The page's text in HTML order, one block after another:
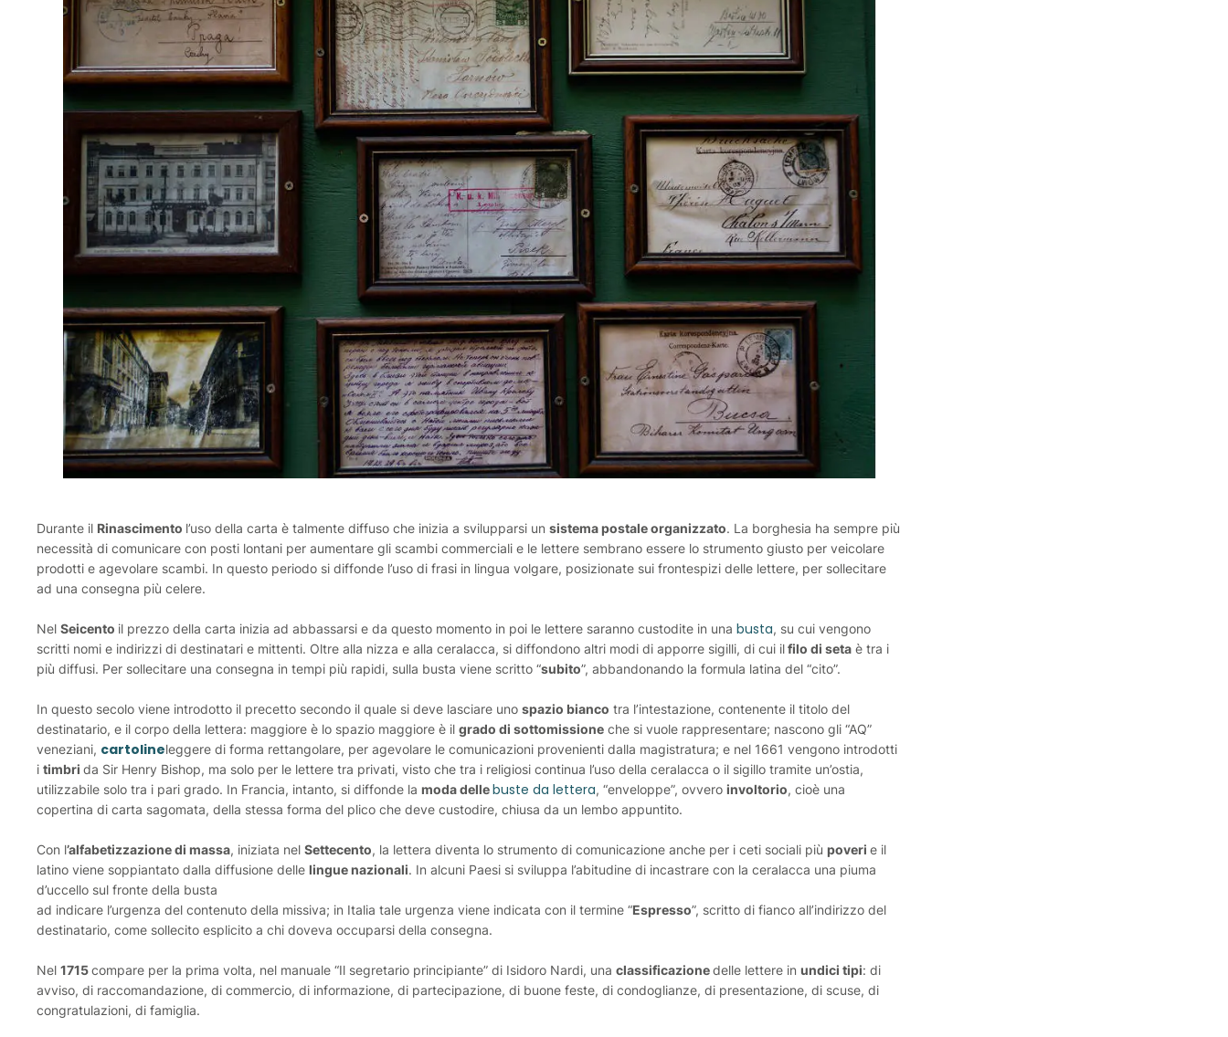
Durante il Rinascimento l’uso della carta è talmente diffuso che inizia a svilupparsi un sistema postale organizzato. La borghesia ha sempre più
necessità di comunicare con posti lontani per aumentare gli scambi commerciali e le lettere sembrano essere lo strumento giusto per veicolare
prodotti e agevolare scambi. In questo periodo si diffonde l’uso di frasi in lingua volgare, posizionate sui frontespizi delle lettere, per sollecitare
ad una consegna più celere.
Nel Seicento il prezzo della carta inizia ad abbassarsi e da questo momento in poi le lettere saranno custodite in una busta, su cui vengono
scritti nomi e indirizzi di destinatari e mittenti. Oltre alla nizza e alla ceralacca, si diffondono altri modi di apporre sigilli, di cui ilfilo di seta è tra i
più diffusi. Per sollecitare una consegna in tempi più rapidi, sulla busta viene scritto “subito”, abbandonando la formula latina del “cito”.
In questo secolo viene introdotto il precetto secondo il quale si deve lasciare uno spazio bianco tra l’intestazione, contenente il titolo del
destinatario, e il corpo della lettera: maggiore è lo spazio maggiore è il grado di sottomissione che si vuole rappresentare; nascono gli “AQ”
veneziani, cartolineleggere di forma rettangolare, per agevolare le comunicazioni provenienti dalla magistratura; e nel 1661 vengono introdotti
i timbri da Sir Henry Bishop, ma solo per le lettere tra privati, visto che tra i religiosi continua l’uso della ceralacca o il sigillo tramite un’ostia,
utilizzabile solo tra i pari grado. In Francia, intanto, si diffonde la moda dellebuste da lettera, “enveloppe”, ovvero involtorio, cioè una
copertina di carta sagomata, della stessa forma del plico che deve custodire, chiusa da un lembo appuntito.
Con l’alfabetizzazione di massa, iniziata nel Settecento, la lettera diventa lo strumento di comunicazione anche per i ceti sociali più poveri e il
latino viene soppiantato dalla diffusione delle lingue nazionali. In alcuni Paesi si sviluppa l’abitudine di incastrare con la ceralacca una piuma
d’uccello sul fronte della busta
ad indicare l’urgenza del contenuto della missiva; in Italia tale urgenza viene indicata con il termine “Espresso”, scritto di fianco all’indirizzo del
destinatario, come sollecito esplicito a chi doveva occuparsi della consegna.
Nel 1715compare per la prima volta, nel manuale “Il segretario principiante” di Isidoro Nardi, una classificazionedelle lettere in undici tipi: di
avviso, di raccomandazione, di commercio, di informazione, di partecipazione, di buone feste, di condoglianze, di presentazione, di scuse, di
congratulazioni, di famiglia.